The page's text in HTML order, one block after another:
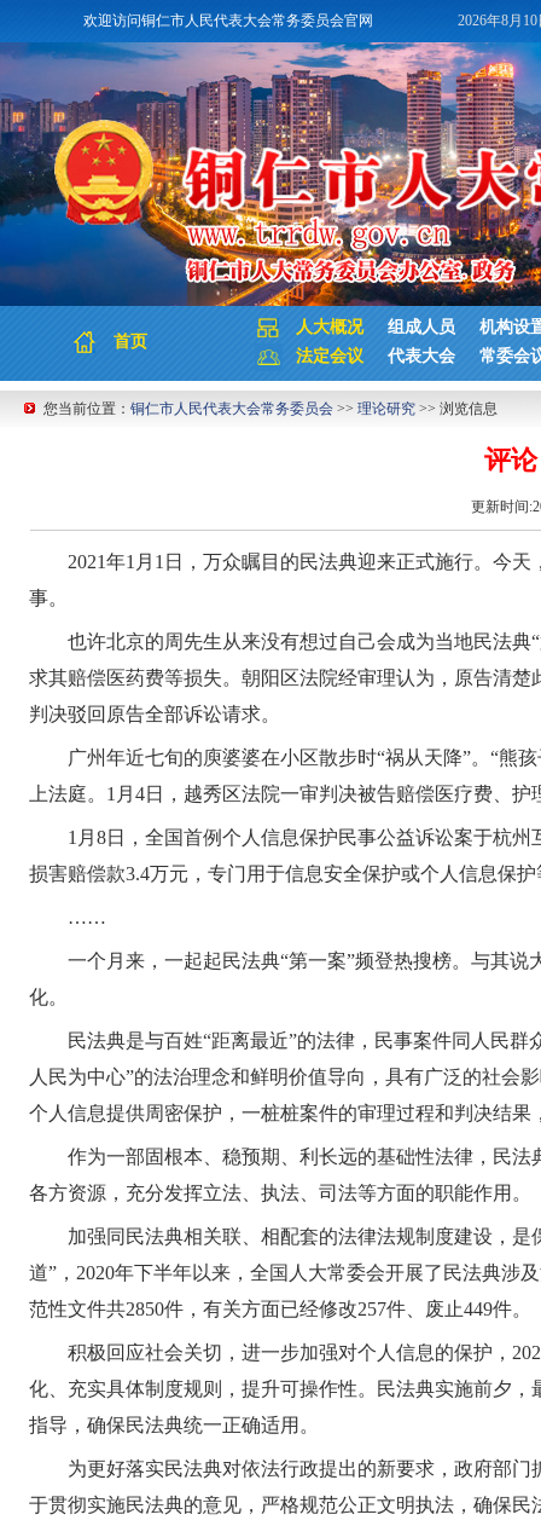
欢迎访问铜仁市人民代表大会常务委员会官网 2026年8月
首页
人大概况 组成人员
机构设
法定会议
代表大会 常委会
您当前位置： 铜仁市人民代表大会常务委员会 >> 理论研究 >> 浏览信息
评
更新时间
2021年1月1日，万众瞩目的民法典迎来正式施行。今
事。
也许北京的周先生从来没有想过自己会成为当地民法
求其赔偿医药费等损失。朝阳区法院经审理认为，原告清
判决驳回原告全部诉讼请求。
广州年近七旬的庾婆婆在小区散步时“祸从天降”。“熊
上法庭。1月4日，越秀区法院一审判决被告赔偿医疗费、
1月8日，全国首例个人信息保护民事公益诉讼案于杭
损害赔偿款3.4万元，专门用于信息安全保护或个人信息保
……
一个月来，一起起民法典“第一案”频登热搜榜。与其
化。
民法典是与百姓“距离最近”的法律，民事案件同人民
人民为中心”的法治理念和鲜明价值导向，具有广泛的社会
个人信息提供周密保护，一桩桩案件的审理过程和判决结
作为一部固根本、稳预期、利长远的基础性法律，民
各方资源，充分发挥立法、执法、司法等方面的职能作用。
加强同民法典相关联、相配套的法律法规制度建设，
道”，2020年下半年以来，全国人大常委会开展了民法典涉
范性文件共2850件，有关方面已经修改257件、废止449件。
积极回应社会关切，进一步加强对个人信息的保护，
化、充实具体制度规则，提升可操作性。民法典实施前夕
指导，确保民法典统一正确适用。
为更好落实民法典对依法行政提出的新要求，政府部
于贯彻实施民法典的意见，严格规范公正文明执法，确保民